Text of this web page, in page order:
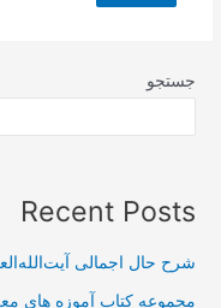
جستجو
Recent Posts
شرح حال اجمالی
مجموعه کتاب آموزه های